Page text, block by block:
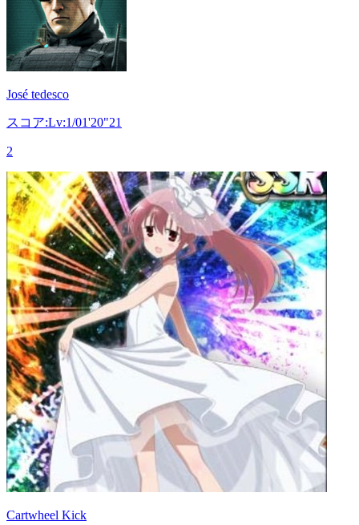
José tedesco
スコア:Lv:1/01'20"21
2
Cartwheel Kick